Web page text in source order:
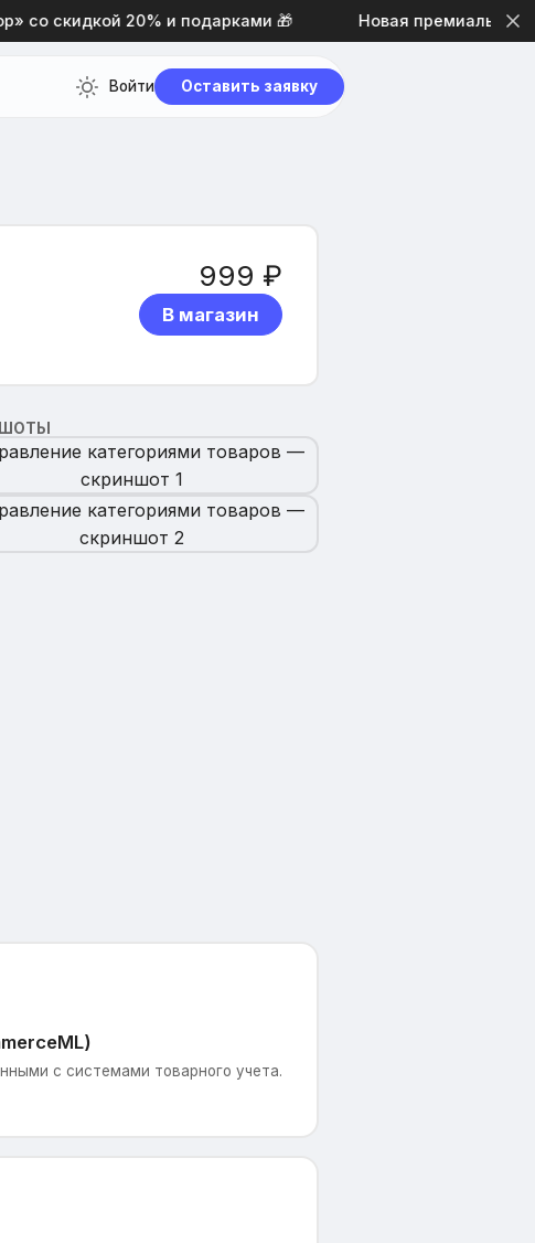
со скидкой 20% и подарками 🎁 Новая премиальная
Войти Оставить заявку
999 ₽
В магазин
с системами товарного учета.